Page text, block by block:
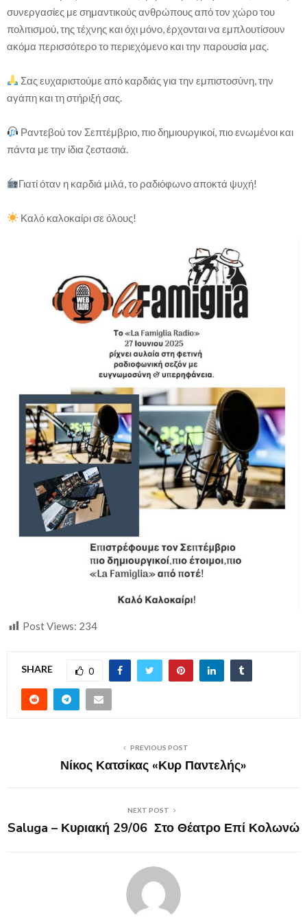
συνεργασίες με σημαντικούς ανθρώπους από τον χώρο του
πολιτισμού, της τέχνης και όχι μόνο, έρχονται να εμπλουτίσουν
ακόμα περισσότερο το περιεχόμενο και την παρουσία μας.
Σας ευχαριστούμε από καρδιάς για την εμπιστοσύνη, την
αγάπη και τη στήριξή σας.
Ραντεβού τον Σεπτέμβριο, πιο δημιουργικοί, πιο ενωμένοι και
πάντα με την ίδια ζεστασιά.
Γιατί όταν η καρδιά μιλά, το ραδιόφωνο αποκτά ψυχή!
Καλό καλοκαίρι σε όλους!
Post Views: 234
SHARE 0
PREVIOUS POST
Νίκος Κατσίκας «Κυρ Παντελής»
NEXT POST
Saluga – Κυριακή 29/06 Στο Θέατρο Επί Κολωνώ